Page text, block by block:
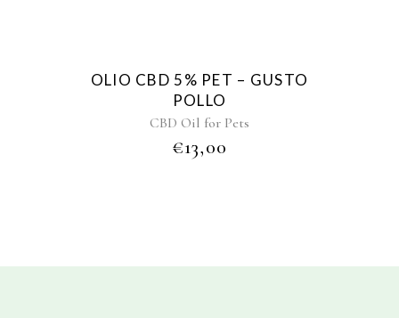
Sold
OLIO CBD 5% PET – GUSTO
POLLO
CBD Oil for Pets
€13,00